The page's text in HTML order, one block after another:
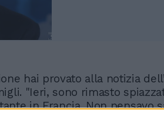
hai provato alla notizia
"Ieri, sono rimasto
in Francia. Non pensavo